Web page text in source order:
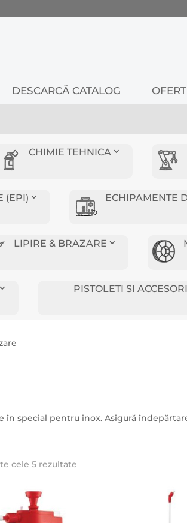
DESCARCĂ CATALOG
CHIMIE TEHNICA
(EPI) ECHIPAMENTE
LIPIRE & BRAZARE
PISTOLETI SI
special pentru inox. Asigură
cele 5 rezultate